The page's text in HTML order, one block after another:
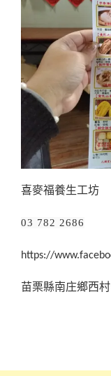
喜麥福養生工坊
03 782 2686
https://
苗栗縣南庄鄉西